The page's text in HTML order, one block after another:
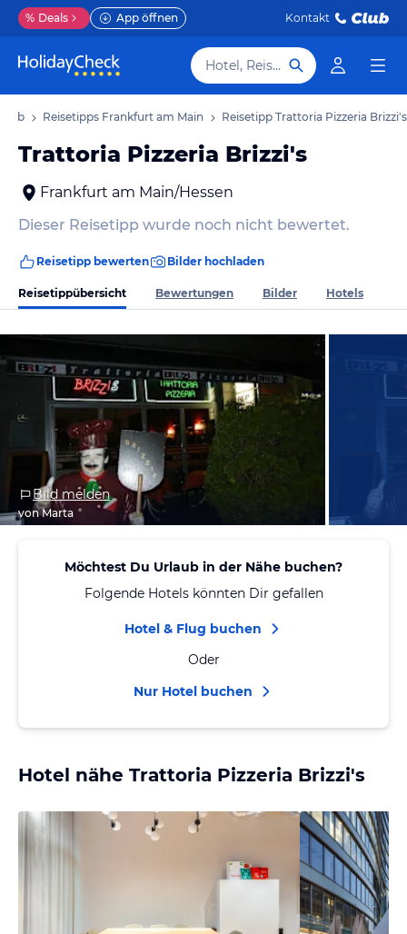
% Deals App öffnen Kontakt
Hotel, Reiseziel
Reisetipps Frankfurt am Main Reisetipp Trattoria Pizzeria Brizzi's
Trattoria Pizzeria Brizzi's
Frankfurt am Main/Hessen
Dieser Reisetipp wurde noch nicht bewertet.
Reisetipp bewerten Bilder hochladen
Reisetippübersicht Bewertungen Bilder Hotels
Bild melden
von Marta
Möchtest Du Urlaub in der Nähe buchen?
Folgende Hotels könnten Dir gefallen
Hotel & Flug buchen
Oder
Nur Hotel buchen
Hotel nähe Trattoria Pizzeria Brizzi's